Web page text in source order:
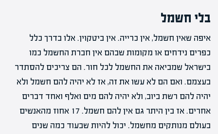
בלי חשמל
איפה שאין חשמל, אין כרייה. אין ביטקוין. אלו בדרך כלל
כפרים נידחים או מקומות שבהם אין חברת החשמל כמו
בישראל שמביאה את החשמל לכל חור. הם צריכים להסתדר
בעצמם. ואם הם לא עשו את זה, אז לא יהיה להם חשמל ולא
יהיה להם רשת ביוב, ולא יהיה להם מים ואלף ואחד דברים
אחרים. אז בין היתר גם אין להם חשמל. 17 אחוז מהאנשים
בעולם מנותקים מחשמל. יכול להיות שבעוד כמה שנים